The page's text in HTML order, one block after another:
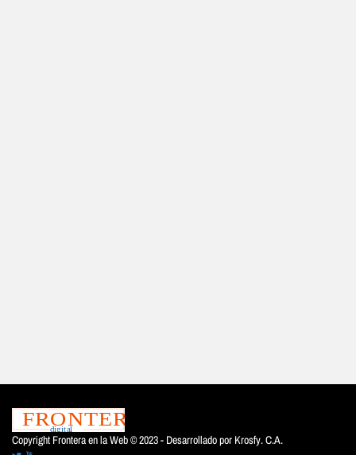
Copyright Frontera en la Web © 2023 - Desarrollado por Krosfy. C.A.